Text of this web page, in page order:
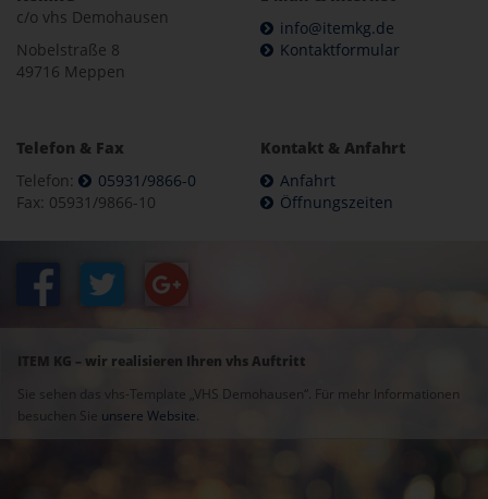
c/o vhs Demohausen
Nobelstraße 8
49716 Meppen
info@itemkg.de
Kontaktformular
Telefon & Fax
Telefon:
05931/9866-0
Fax: 05931/9866-10
Kontakt & Anfahrt
Anfahrt
Öffnungszeiten
ITEM KG – wir realisieren Ihren vhs Auftritt
Sie sehen das vhs-Template „VHS Demohausen“. Für mehr Informationen
besuchen Sie unsere Website.